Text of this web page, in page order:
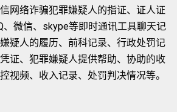
网络诈骗犯罪嫌疑人的指证、证人证
、微信、skype等即时通讯工具聊天记
疑人的履历、前科记录、行政处罚记
证、犯罪嫌疑人提供帮助、协助的收
视频、收入记录、处罚判决情况等。